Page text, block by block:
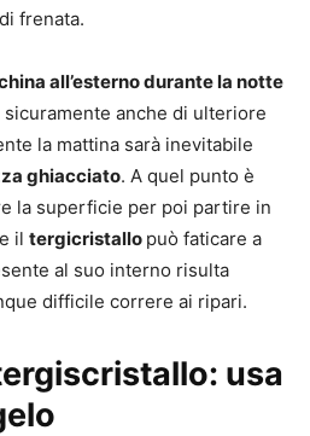
frenata.
all’esterno durante la notte
anche di ulteriore
la mattina sarà inevitabile
ghiacciato. A quel punto è
la superficie per poi partire in
il tergicristallo può faticare a
al suo interno risulta
difficile correre ai ripari.
usa